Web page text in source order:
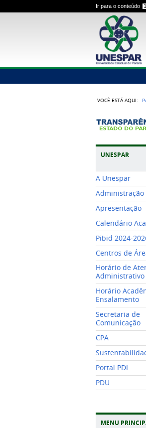
Ir para o conteúdo 1
VOCÊ ESTÁ AQUI:
UNESPAR
A Unespar
Administração
Apresentação
Calendário
Pibid 2024-
Centros de
Horário de
Administrativo
Horário
Ensalamento
Secretaria de
Comunicação
CPA
Portal PDI
PDU
MENU